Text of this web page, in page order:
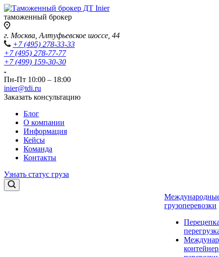
таможенный брокер
г. Москва, Алтуфьевское шоссе, 44
+7 (495) 278-33-33
+7 (495) 278-77-77
+7 (499) 159-30-30
Пн-Пт 10:00 – 18:00
inier@tdi.ru
Заказать консультацию
Блог
О компании
Информация
Кейсы
Команда
Контакты
Узнать статус груза
грузоперевозки